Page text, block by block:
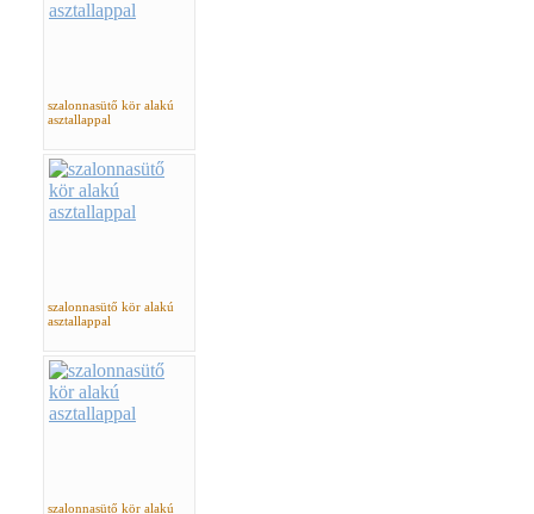
szalonnasütő kör alakú
asztallappal
szalonnasütő kör alakú
asztallappal
szalonnasütő kör alakú